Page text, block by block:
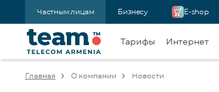
Частным лицам Бизнесу E-shop
Тарифы Интернет
Главная О компании Новости